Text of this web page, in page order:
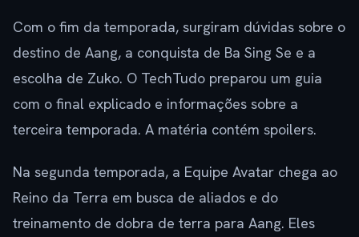
Com o fim da temporada, surgiram dúvidas sobre o
destino de Aang, a conquista de Ba Sing Se e a
escolha de Zuko. O TechTudo preparou um guia
com o final explicado e informações sobre a
terceira temporada. A matéria contém spoilers.
Na segunda temporada, a Equipe Avatar chega ao
Reino da Terra em busca de aliados e do
treinamento de dobra de terra para Aang. Eles